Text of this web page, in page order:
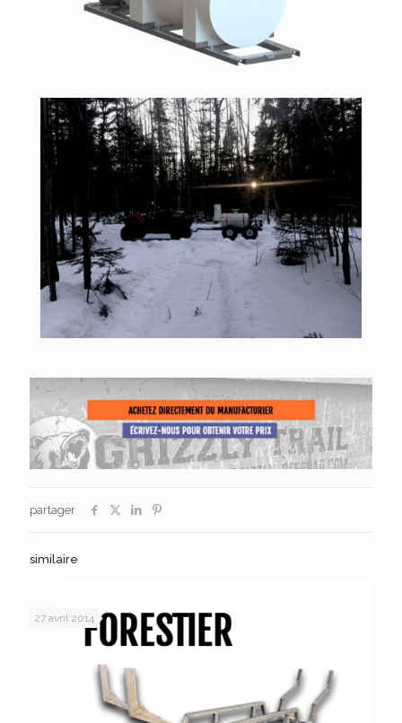
partager
similaire
27 avril 2014